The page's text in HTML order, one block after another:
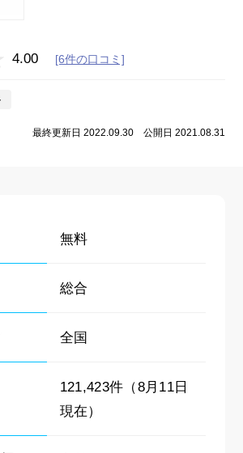
4.00 [6件の口コミ]
最終更新日 2022.09.30 公開日 2021.08.31
無料
総合
全国
121,423件（8月11日
現在）